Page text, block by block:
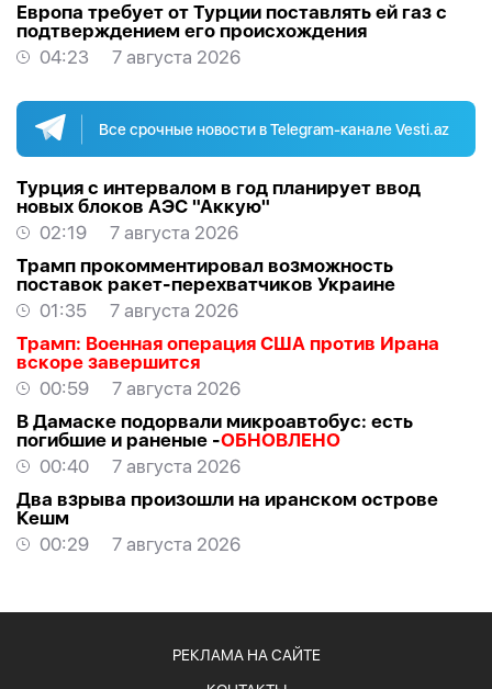
Европа требует от Турции поставлять ей газ с
подтверждением его происхождения
04:23
7 августа 2026
Все срочные новости в Telegram-канале Vesti.az
Турция с интервалом в год планирует ввод
новых блоков АЭС "Аккую"
02:19
7 августа 2026
Трамп прокомментировал возможность
поставок ракет-перехватчиков Украине
01:35
7 августа 2026
Трамп: Военная операция США против Ирана
вскоре завершится
00:59
7 августа 2026
В Дамаске подорвали микроавтобус: есть
погибшие и раненые -ОБНОВЛЕНО
00:40
7 августа 2026
Два взрыва произошли на иранском острове
Кешм
00:29
7 августа 2026
РЕКЛАМА НА САЙТЕ